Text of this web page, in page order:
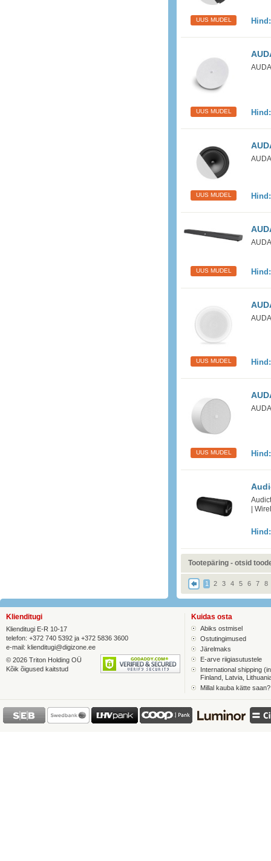
UUS MUDEL
UUS MUDEL
UUS MUDEL
UUS MUDEL
UUS MUDEL
UUS MUDEL
|
Tootepäring - otsid
1 2 3 4 5 6 7 8
Klienditugi
Klienditugi E-R 10-17
telefon: +372 740 5392 ja +372 5836 3600
e-mail: klienditugi@digizone.ee
© 2026 Triton Holding OÜ
Kõik õigused kaitstud
Kuidas osta
Abiks ostmisel
Ostutingimused
Järelmaks
E-arve riigiasutustele
International shipping
Finland, Latvia,
Millal kauba kätte saan?